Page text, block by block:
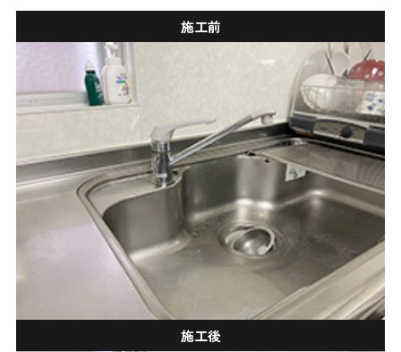
施工前
施工後